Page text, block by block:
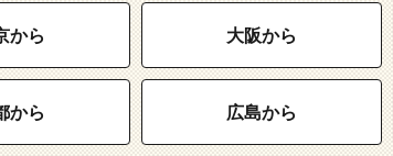
から 大阪から
から 広島から